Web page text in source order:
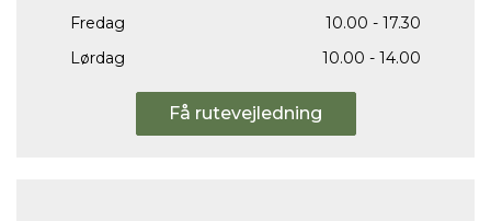
Fredag
10.00 - 17.30
Lørdag
10.00 - 14.00
Få rutevejledning